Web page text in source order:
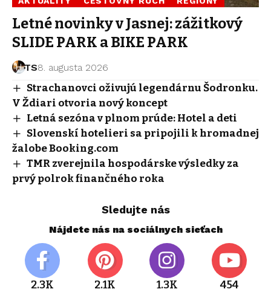
Letné novinky v Jasnej: zážitkový
SLIDE PARK a BIKE PARK
TS8. augusta 2026
Strachanovci oživujú legendárnu Šodronku.
V Ždiari otvoria nový koncept
Letná sezóna v plnom prúde: Hotel a deti
Slovenskí hotelieri sa pripojili k hromadnej
žalobe Booking.com
TMR zverejnila hospodárske výsledky za
prvý polrok finančného roka
Sledujte nás
Nájdete nás na sociálnych sieťach
2.3K 2.1K 1.3K 454